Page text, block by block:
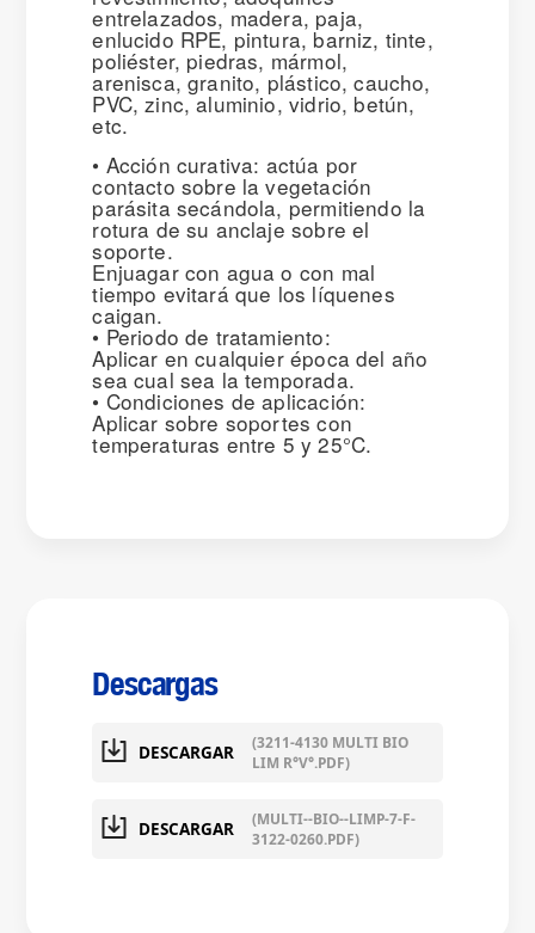
entrelazados, madera, paja,
enlucido RPE, pintura, barniz, tinte,
poliéster, piedras, mármol,
arenisca, granito, plástico, caucho,
PVC, zinc, aluminio, vidrio, betún,
etc.
• Acción curativa: actúa por
contacto sobre la vegetación
parásita secándola, permitiendo la
rotura de su anclaje sobre el
soporte.
Enjuagar con agua o con mal
tiempo evitará que los líquenes
caigan.
• Periodo de tratamiento:
Aplicar en cualquier época del año
sea cual sea la temporada.
• Condiciones de aplicación:
Aplicar sobre soportes con
temperaturas entre 5 y 25°C.
Descargas
DESCARGAR
(3211-4130 MULTI BIO
LIM R°V°.PDF)
DESCARGAR
(MULTI--BIO--LIMP-7-F-
3122-0260.PDF)